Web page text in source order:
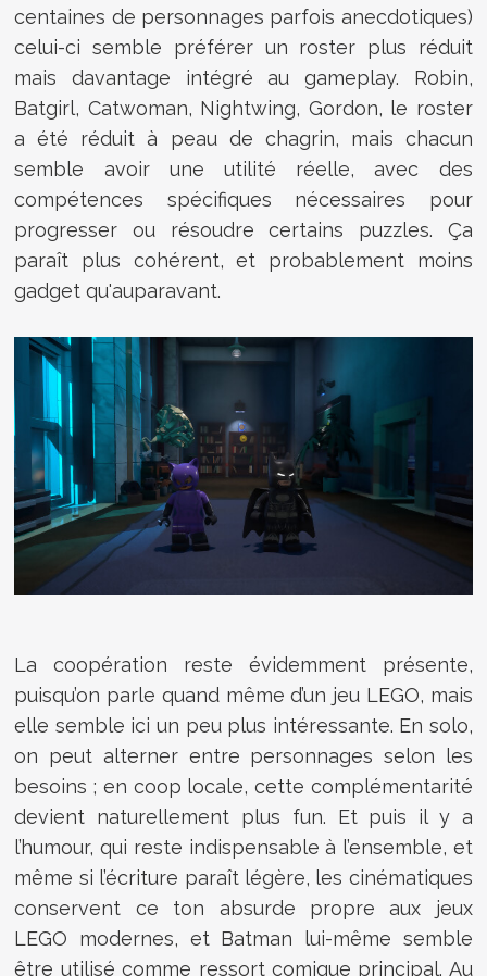
centaines de personnages parfois anecdotiques)
celui-ci semble préférer un roster plus réduit
mais davantage intégré au gameplay. Robin,
Batgirl, Catwoman, Nightwing, Gordon, le roster
a été réduit à peau de chagrin, mais chacun
semble avoir une utilité réelle, avec des
compétences spécifiques nécessaires pour
progresser ou résoudre certains puzzles. Ça
paraît plus cohérent, et probablement moins
gadget qu'auparavant.
La coopération reste évidemment présente,
puisqu’on parle quand même d’un jeu LEGO, mais
elle semble ici un peu plus intéressante. En solo,
on peut alterner entre personnages selon les
besoins ; en coop locale, cette complémentarité
devient naturellement plus fun. Et puis il y a
l’humour, qui reste indispensable à l’ensemble, et
même si l’écriture paraît légère, les cinématiques
conservent ce ton absurde propre aux jeux
LEGO modernes, et Batman lui-même semble
être utilisé comme ressort comique principal. Au